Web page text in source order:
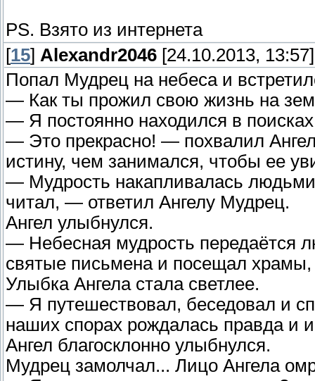
PS. Взято из интернета
[15] Alexandr2046 [24.10.2013, 13:57]
Попал Мудрец на небеса и
— Как ты прожил свою жизнь на
— Я постоянно находился в
— Это прекрасно! — похвалил
истину, чем занимался, чтобы ее
— Мудрость накапливалась людьми
читал, — ответил Ангелу Мудрец.
Ангел улыбнулся.
— Небесная мудрость передаётся
святые письмена и посещал
Улыбка Ангела стала светлее.
— Я путешествовал, беседовал и
наших спорах рождалась правда и
Ангел благосклонно улыбнулся.
Мудрец замолчал... Лицо Ангела